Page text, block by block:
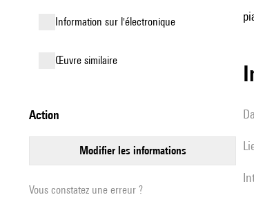
Information sur l'électronique
œuvre similaire
action
modifier les informations
Vous constatez une erreur ?